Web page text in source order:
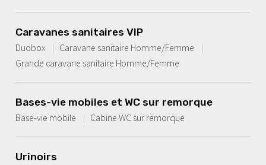
Caravanes sanitaires VIP
Duobox
Caravane sanitaire Homme/Femme
Grande caravane sanitaire Homme/Femme
Bases-vie mobiles et WC sur remorque
Base-vie mobile
Cabine WC sur remorque
Urinoirs